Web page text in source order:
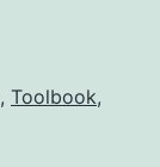
, Toolbook,